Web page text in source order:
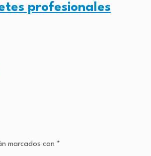
profesionales
marcados con *